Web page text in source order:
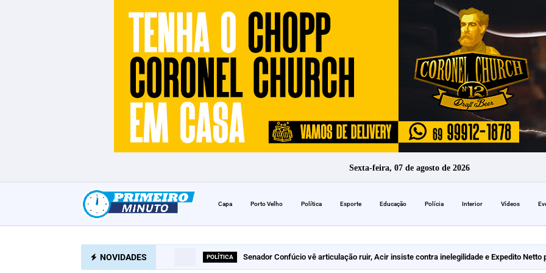
Sexta-feira, 07 de agosto de 2026
Capa Porto Velho Política Esporte Educação Polícia Interior Vídeos
NOVIDADES POLÍTICA Senador Confúcio vê articulação ruir, Acir insiste contra inelegilidade e Expedito Netto
DESTAQUE MDB publica ata retificadora da convenção estadual e altera nomes de urna e dados